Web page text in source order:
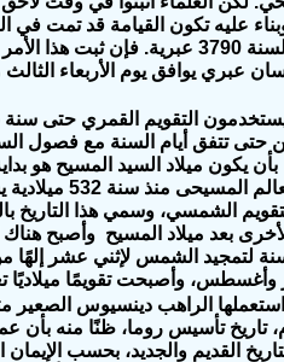
وبناء عليه تكون القيامة قد تمت في
السنة توافق السنة 3790 عبرية.
في 14 نيسان عبري يوافق يوم
حتى تتفق أيام السنة مع فصول
يكون ميلاد السيد المسيح هو
دعوته،
الشمسي، وسمي هذا التاريخ
بعد ميلاد المسيح وأصبح
لتمجيد الشمس لإثني عشر إلهًا
وأصبحت تقويمًا ميلاديًا
الراهب دينسيوس الصعير
745 ق.م، تاريخ تأسيس روما، ظنًا
القديم والجديد، بحسب